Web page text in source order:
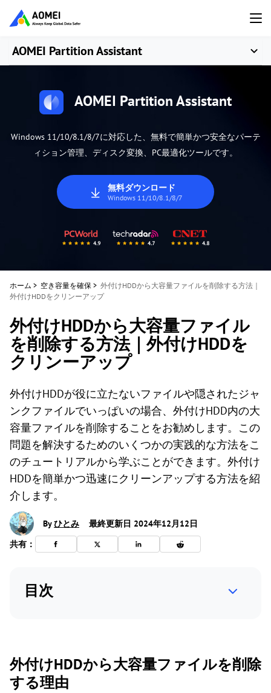
AOMEI Partition Assistant
AOMEI Partition Assistant
Windows 11/10/8.1/8/7に対応した、無料で簡単かつ安全なパーテ
ィション管理、ディスク変換、PC最適化ツールです。
無料ダウンロード
Windows 11/10/8.1/8/7
ホーム > 空き容量を確保 > 外付けHDDから大容量ファイルを削除する方法｜
外付けHDDをクリンーアップ
外付けHDDから大容量ファイル
を削除する方法｜外付けHDDを
クリンーアップ
外付けHDDが役に立たないファイルや隠されたジャ
ンクファイルでいっぱいの場合、外付けHDD内の大
容量ファイルを削除することをお勧めします。この
問題を解決するためのいくつかの実践的な方法をこ
のチュートリアルから学ぶことができます。外付け
HDDを簡単かつ迅速にクリーンアップする方法を紹
介します。
Byひとみ
最終更新日 2024年12月12日
共有：
目次
外付けHDDから大容量ファイルを削除
する理由